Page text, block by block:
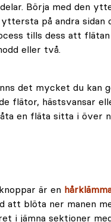
Börja med den
på andra sidan
tills dess att
eller två.
det mycket du kan
flätor, hästsvansar
en fläta sitta i över
är en
att blöta ner manen
i jämna sektioner